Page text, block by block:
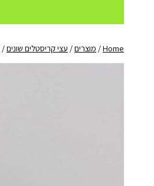
Home
/ מוצרים/ עצי קריסטלים שונים/